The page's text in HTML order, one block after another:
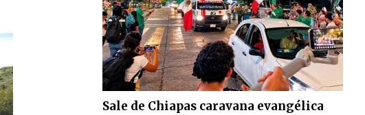
Sale de Chiapas caravana evangélica